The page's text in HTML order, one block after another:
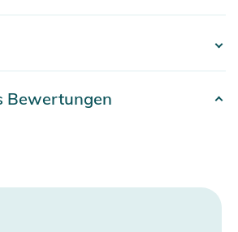
HEADs Version von Reverse Camber;
Bewertungen